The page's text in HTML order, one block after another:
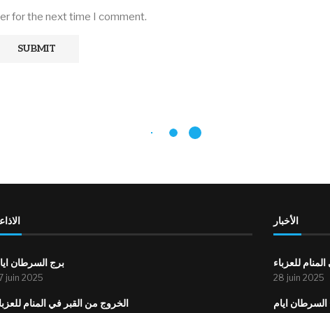
for the next time I comment.
برج السرطان
juin 2025
الخروج من القبر في المنام
الأخبار
للعزباء
28 juin 2025
السرطان ايام